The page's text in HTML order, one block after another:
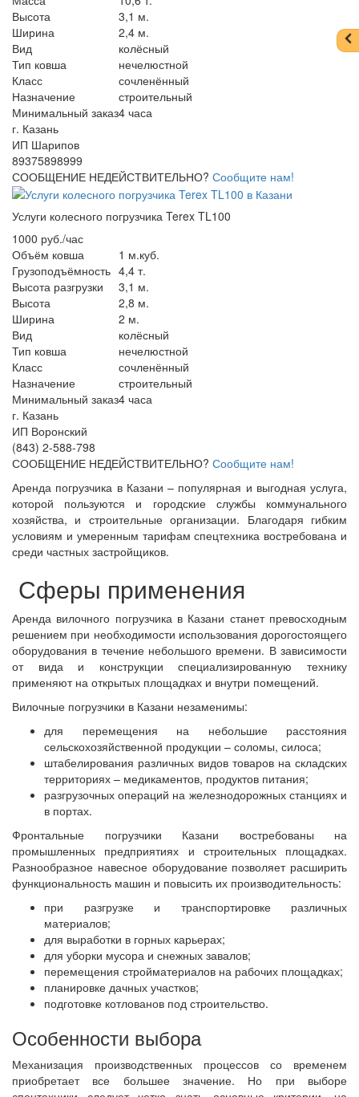
Высота
3,1 м.
Ширина
2,4 м.
Вид
колёсный
Тип ковша
нечелюстной
Класс
сочленённый
Назначение
строительный
Минимальный заказ4 часа
г. Казань
ИП Шарипов
89375898999
СООБЩЕНИЕ НЕДЕЙСТВИТЕЛЬНО? Сообщите нам!
Услуги колесного погрузчика Terex TL100
1000 руб./час
Объём ковша
1 м.куб.
Грузоподъёмность 4,4 т.
Высота разгрузки
3,1 м.
Высота
2,8 м.
Ширина
2 м.
Вид
колёсный
Тип ковша
нечелюстной
Класс
сочленённый
Назначение
строительный
Минимальный заказ4 часа
г. Казань
ИП Воронский
(843) 2-588-798
СООБЩЕНИЕ НЕДЕЙСТВИТЕЛЬНО? Сообщите нам!
Аренда погрузчика в Казани – популярная и выгодная услуга,
которой пользуются и городские службы коммунального
хозяйства, и строительные организации. Благодаря гибким
условиям и умеренным тарифам спецтехника востребована и
среди частных застройщиков.
Сферы применения
Аренда вилочного погрузчика в Казани станет превосходным
решением при необходимости использования дорогостоящего
оборудования в течение небольшого времени. В зависимости
от вида и конструкции специализированную технику
применяют на открытых площадках и внутри помещений.
Вилочные погрузчики в Казани незаменимы:
для перемещения на небольшие расстояния
сельскохозяйственной продукции – соломы, силоса;
штабелирования различных видов товаров на складских
территориях – медикаментов, продуктов питания;
разгрузочных операций на железнодорожных станциях и
в портах.
Фронтальные погрузчики Казани востребованы на
промышленных предприятиях и строительных площадках.
Разнообразное навесное оборудование позволяет расширить
функциональность машин и повысить их производительность:
при разгрузке и транспортировке различных
материалов;
для выработки в горных карьерах;
для уборки мусора и снежных завалов;
перемещения стройматериалов на рабочих площадках;
планировке дачных участков;
подготовке котлованов под строительство.
Особенности выбора
Механизация производственных процессов со временем
приобретает все большее значение. Но при выборе